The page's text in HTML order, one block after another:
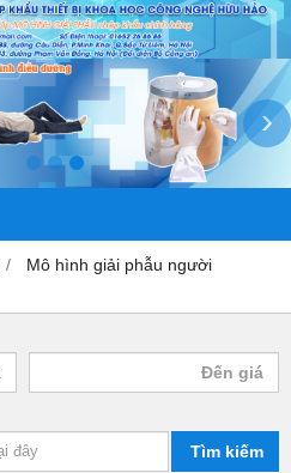
›
Mô hình giải phẫu người
Tìm kiếm